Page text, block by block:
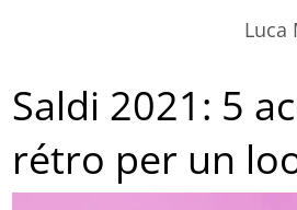
Luca
Saldi 2021: 5
rétro per un